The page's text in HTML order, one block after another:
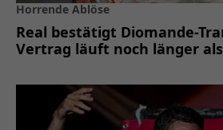
Horrende Ablöse
Real bestätigt Diomande-
Vertrag läuft noch länger